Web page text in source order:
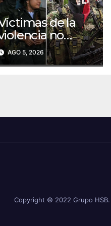
de la
no
que
disidencias
AGO 5, 2026
Copyright © 2022 Grupo